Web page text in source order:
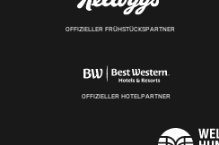
OFFIZIELLER FRÜHSTÜCKSPARTNER
OFFIZIELLER HOTELPARTNER